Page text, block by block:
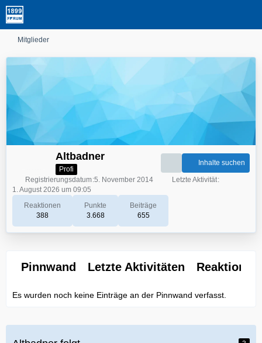
Mitglieder
Altbadner
Profi
Reaktionen
388
Punkte
3.668
Beiträge
655
Inhalte suchen
Registrierungsdatum 5. November 2014
Letzte Aktivität
1. August 2026 um 09:05
Pinnwand Letzte Aktivitäten Reaktionen
Es wurden noch keine Einträge an der Pinnwand verfasst.